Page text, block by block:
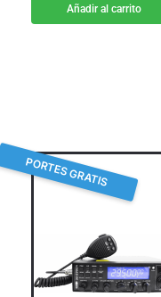
Añadir al carrito
PORTES GRATIS